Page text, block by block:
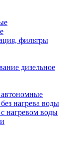
фильтры
дизельное
нагрева воды
нагревом воды